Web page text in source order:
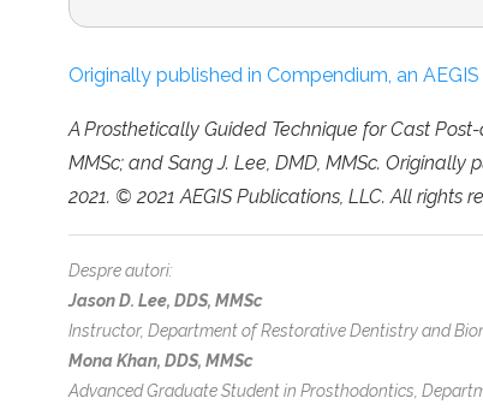
Originally published in Compendium, an
A Prosthetically Guided Technique for Cast
MMSc; and Sang J. Lee, DMD, MMSc.
2021. © 2021 AEGIS Publications, LLC. All rights
Despre autori:
Jason D. Lee, DDS, MMSc
Instructor, Department of Restorative Dentistry and
Mona Khan, DDS, MMSc
Advanced Graduate Student in Prosthodontics,